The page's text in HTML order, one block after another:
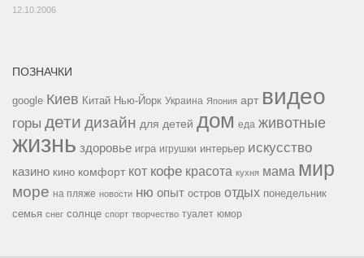
12.10.2006
ПОЗНАЧКИ
google Киев Китай Нью-Йорк Украина Япония арт видео
горы дети дизайн для детей дом еда животные
жизнь здоровье игра игрушки интерьер искусство
казино кино комфорт кот кофе красота кухня мама мир
море на пляже новости ню опыт остров отдых понедельник
семья снег солнце спорт творчество туалет юмор